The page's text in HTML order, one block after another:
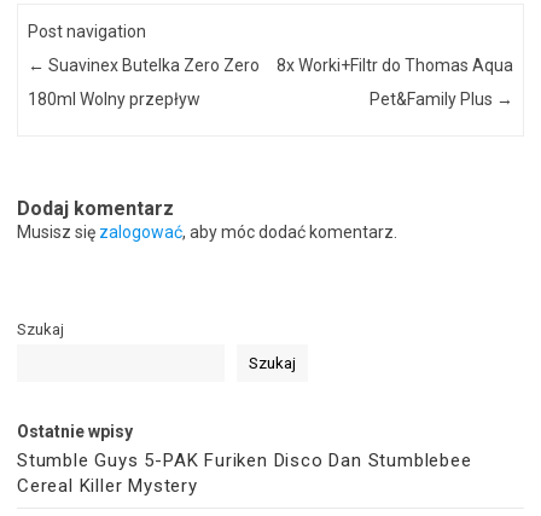
Post navigation
← Suavinex Butelka Zero Zero
180ml Wolny przepływ
8x Worki+Filtr do Thomas Aqua
Pet&Family Plus →
Dodaj komentarz
Musisz się zalogować, aby móc dodać komentarz.
Szukaj
Szukaj
Ostatnie wpisy
Stumble Guys 5-PAK Furiken Disco Dan Stumblebee
Cereal Killer Mystery